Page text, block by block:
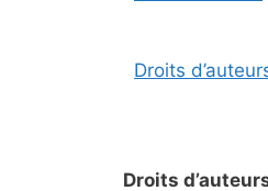
Droits
Droits